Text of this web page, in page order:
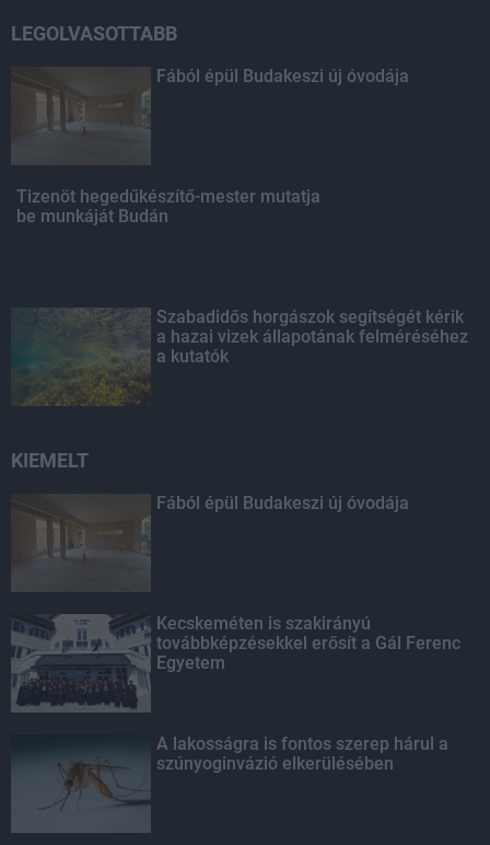
LEGOLVASOTTABB
Fából épül Budakeszi új óvodája
Tizenöt hegedűkészítő-mester mutatja
be munkáját Budán
Szabadidős horgászok segítségét kérik
a hazai vizek állapotának felméréséhez
a kutatók
KIEMELT
Fából épül Budakeszi új óvodája
Kecskeméten is szakirányú
továbbképzésekkel erősít a Gál Ferenc
Egyetem
A lakosságra is fontos szerep hárul a
szúnyoginvázió elkerülésében